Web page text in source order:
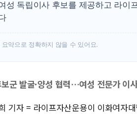
성 독립이사 후보를 제공하고 라이
약으로 정확하지 않을 수 있어요.
군 발굴·양성 협력…여성 전문가 이
기자 = 라이프자산운용이 이화여자